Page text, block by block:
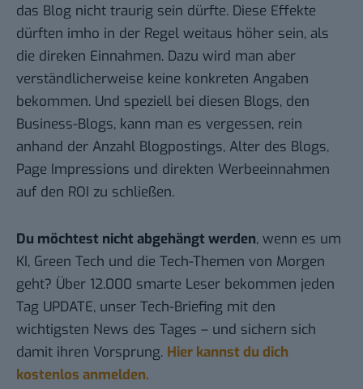
das Blog nicht traurig sein dürfte. Diese Effekte
dürften imho in der Regel weitaus höher sein, als
die direken Einnahmen. Dazu wird man aber
verständlicherweise keine konkreten Angaben
bekommen. Und speziell bei diesen Blogs, den
Business-Blogs, kann man es vergessen, rein
anhand der Anzahl Blogpostings, Alter des Blogs,
Page Impressions und direkten Werbeeinnahmen
auf den ROI zu schließen.
Du möchtest nicht abgehängt werden, wenn es um
KI, Green Tech und die Tech-Themen von Morgen
geht? Über 12.000 smarte Leser bekommen jeden
Tag UPDATE, unser Tech-Briefing mit den
wichtigsten News des Tages – und sichern sich
damit ihren Vorsprung. Hier kannst du dich
kostenlos anmelden.